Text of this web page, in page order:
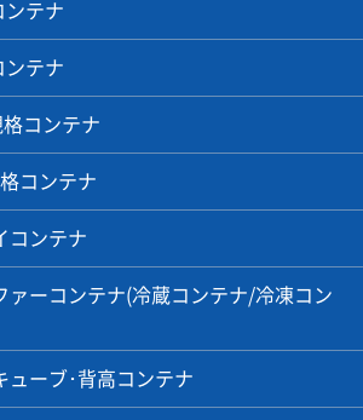
ンテナ
ンテナ
格コンテナ
コンテナ
コンテナ
ァーコンテナ(冷蔵コンテナ/冷凍コン
ューブ･背高コンテナ